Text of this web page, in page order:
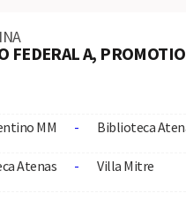
FEDERAL A,
MM - Biblioteca
Atenas - Villa Mitre